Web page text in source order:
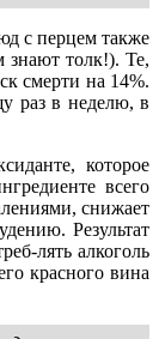
с перцем также
знают толк!). Те,
смерти на 14%.
раз в неделю, в
которое
всего
снижает
Результат
лять алкоголь
красного вина